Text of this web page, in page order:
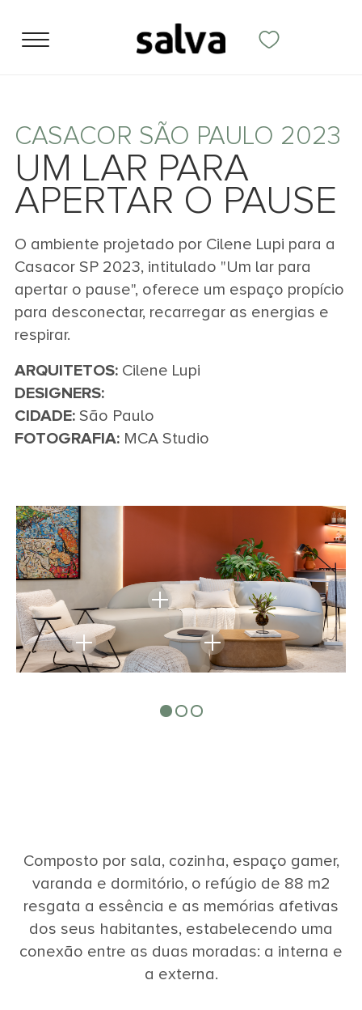
CASACOR SÃO PAULO 2023
UM LAR PARA
APERTAR O PAUSE
O ambiente projetado por Cilene Lupi para a
Casacor SP 2023, intitulado "Um lar para
apertar o pause", oferece um espaço propício
para desconectar, recarregar as energias e
respirar.
ARQUITETOS:Cilene Lupi
DESIGNERS:
CIDADE:São Paulo
FOTOGRAFIA:MCA Studio
Composto por sala, cozinha, espaço gamer,
varanda e dormitório, o refúgio de 88 m2
resgata a essência e as memórias afetivas
dos seus habitantes, estabelecendo uma
conexão entre as duas moradas: a interna e
a externa.